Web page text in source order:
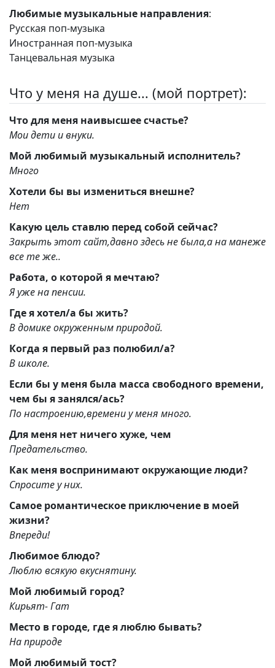
Любимые музыкальные направления:
Русская поп-музыка
Иностранная поп-музыка
Танцевальная музыка
Что у меня на душе... (мой портрет):
Что для меня наивысшее счастье?
Мои дети и внуки.
Мой любимый музыкальный исполнитель?
Много
Хотели бы вы измениться внешне?
Нет
Какую цель ставлю перед собой сейчас?
Закрыть этот сайт,давно здесь не была,а на манеже
все те же..
Работа, о которой я мечтаю?
Я уже на пенсии.
Где я хотел/а бы жить?
В домике окруженным природой.
Когда я первый раз полюбил/а?
В школе.
Если бы у меня была масса свободного времени,
чем бы я занялся/ась?
По настроению,времени у меня много.
Для меня нет ничего хуже, чем
Предательство.
Как меня воспринимают окружающие люди?
Спросите у них.
Самое романтическое приключение в моей
жизни?
Впереди!
Любимое блюдо?
Люблю всякую вкуснятину.
Мой любимый город?
Кирьят- Гат
Место в городе, где я люблю бывать?
На природе
Мой любимый тост?